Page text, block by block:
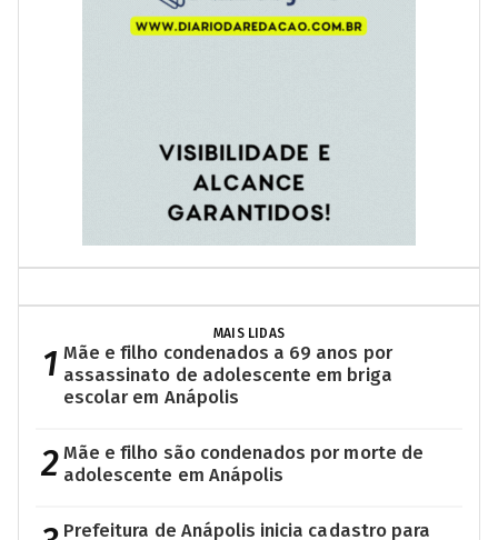
MAIS LIDAS
1 Mãe e filho condenados a 69 anos por
assassinato de adolescente em briga
escolar em Anápolis
2 Mãe e filho são condenados por morte de
adolescente em Anápolis
Prefeitura de Anápolis inicia cadastro para